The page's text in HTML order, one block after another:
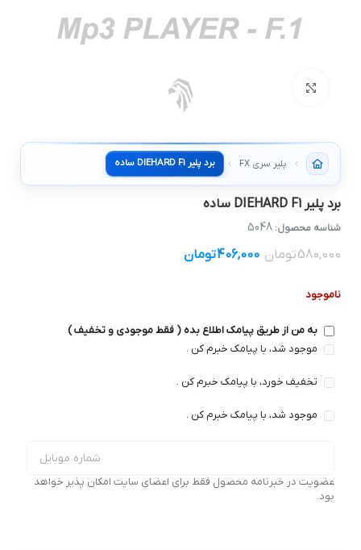
پلیر سری FX برد پلير DIEHARD F1 ساده
برد پلير DIEHARD F1 ساده
شناسه محصول: 5048
580,000تومان 406,000تومان
ناموجود
به من از طریق پیامک اطلاع بده ( فقط موجودی و تخفیف )
موجود شد، با پیامک خبرم کن .
تخفیف خورد، با پیامک خبرم کن .
موجود شد، با پیامک خبرم کن .
عضویت در خبرنامه محصول فقط برای اعضای سایت امکان پذیر خواهد
بود.